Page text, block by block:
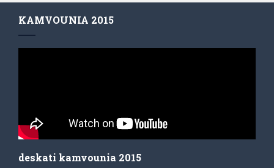
KAMVOUNIA 2015
deskati kamvounia 2015